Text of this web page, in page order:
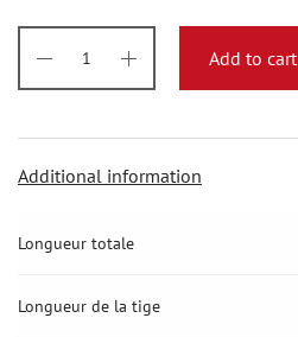
Add to cart
Additional information
Longueur totale
Longueur de la tige